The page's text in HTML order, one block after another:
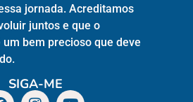
jornada. Acreditamos
juntos e que o
bem precioso que deve
SIGA-ME